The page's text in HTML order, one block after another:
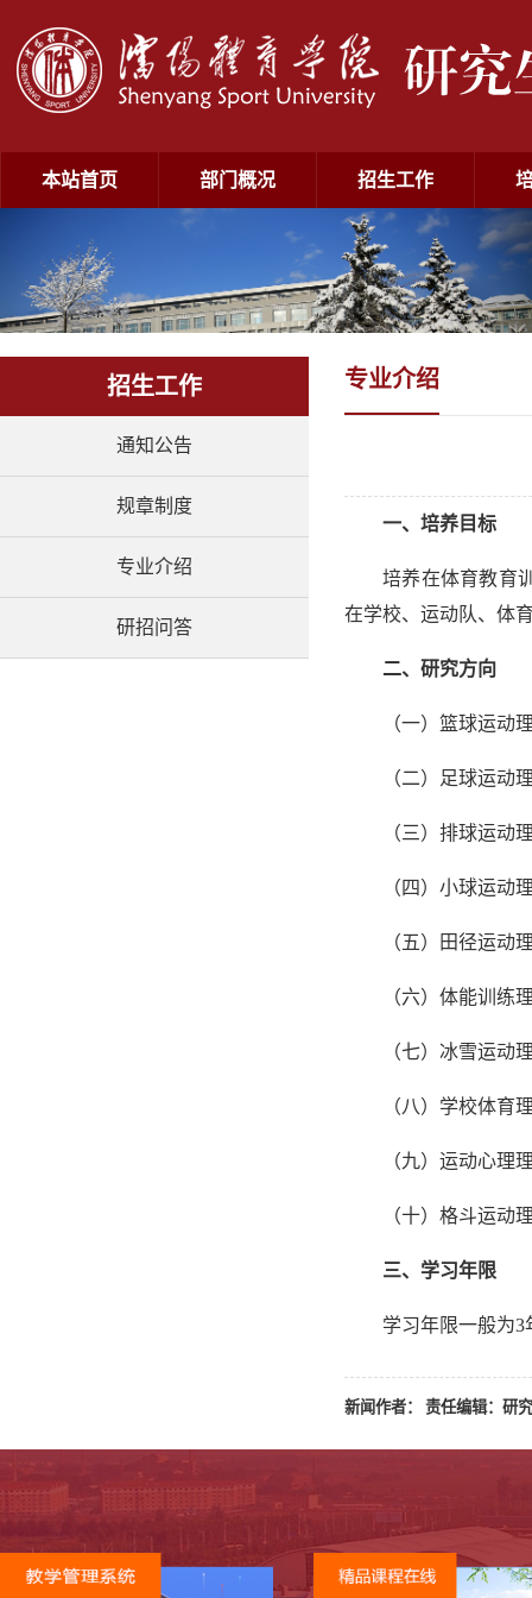
本站首页 部门概况 招生工作
招生工作
通知公告
规章制度
专业介绍
研招问答
专业介绍
一、培养目标
培养在体育教育
在学校、运动队、体
二、研究方向
（一）篮球运动
（二）足球运动
（三）排球运动
（四）小球运动
（五）田径运动
（六）体能训练
（七）冰雪运动
（八）学校体育
（九）运动心理
（十）格斗运动
三、学习年限
学习年限一般为
新闻作者： 责任编辑：研